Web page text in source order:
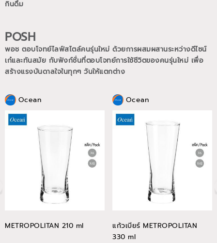
กินดื่ม
POSH
พอช ตอบโจทย์ไลฟ์สไตล์คนรุ่นใหม่ ด้วยการผสมผสานระหว่างดีไซน์
เก๋และทันสมัย กับฟังก์ชั่นที่ตอบโจทย์การใช้ชีวิตของคนรุ่นใหม่ เพื่อ
สร้างแรงบันดาลใจในทุกๆ วันให้แตกต่าง
Ocean
METROPOLITAN 210 ml
Ocean
แก้วเบียร์ METROPOLITAN
330 ml